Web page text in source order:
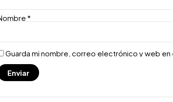
*
Guarda mi nombre, correo electrónico y web